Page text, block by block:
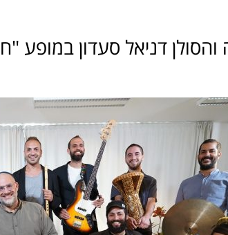
דניאל סעדון במופע